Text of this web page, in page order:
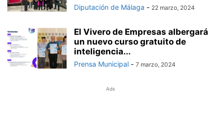
Diputación de Málaga - 22 marzo, 2024
El Vivero de Empresas albergará
un nuevo curso gratuito de
inteligencia...
Prensa Municipal - 7 marzo, 2024
Ads